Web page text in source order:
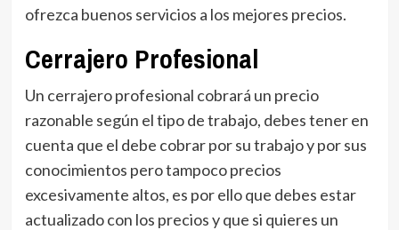
ofrezca buenos servicios a los mejores precios.
Cerrajero Profesional
Un cerrajero profesional cobrará un precio
razonable según el tipo de trabajo, debes tener en
cuenta que el debe cobrar por su trabajo y por sus
conocimientos pero tampoco precios
excesivamente altos, es por ello que debes estar
actualizado con los precios y que si quieres un